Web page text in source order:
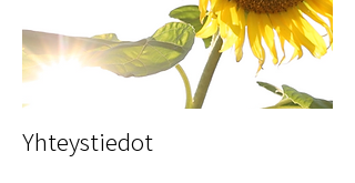
Yhteystiedot